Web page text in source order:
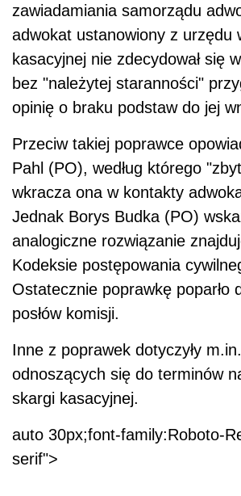
zawiadamiania samorządu
adwokat ustanowiony z urzędu
kasacyjnej nie zdecydował się
bez "należytej staranności"
opinię o braku podstaw do jej
Przeciw takiej poprawce
Pahl (PO), według którego
wkracza ona w kontakty
Jednak Borys Budka (PO)
analogiczne rozwiązanie
Kodeksie postępowania
Ostatecznie poprawkę poparło
posłów komisji.
Inne z poprawek dotyczyły
odnoszących się do terminów
skargi kasacyjnej.
auto 30px;font-family:Roboto-
serif">